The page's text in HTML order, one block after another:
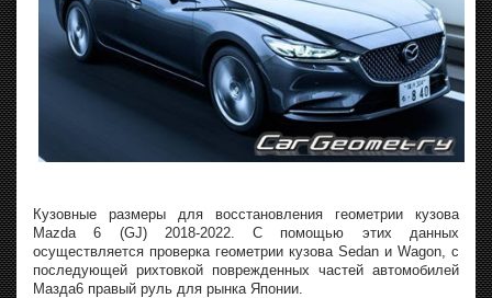
Кузовные размеры для восстановления геометрии кузова
Mazda 6 (GJ) 2018-2022. С помощью этих данных
осуществляется проверка геометрии кузова Sedan и Wagon, с
последующей рихтовкой поврежденных частей автомобилей
Мазда6 правый руль для рынка Японии.